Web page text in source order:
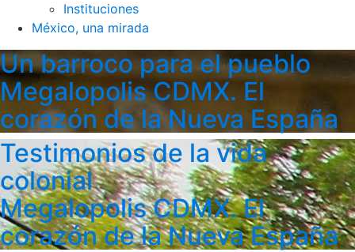
Instituciones
México, una mirada
Un barroco para el pueblo
Megalopolis CDMX. El
corazón de la Nueva España
Testimonios de la vida
colonial
Megalopolis CDMX. El
corazón de la Nueva España